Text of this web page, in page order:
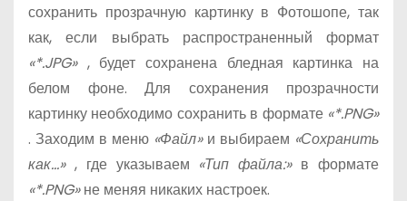
сохранить прозрачную картинку в Фотошопе, так
как, если выбрать распространенный формат
«*.JPG» , будет сохранена бледная картинка на
белом фоне. Для сохранения прозрачности
картинку необходимо сохранить в формате «*.PNG»
. Заходим в меню «Файл» и выбираем «Сохранить
как…» , где указываем «Тип файла:» в формате
«*.PNG»не меняя никаких настроек.